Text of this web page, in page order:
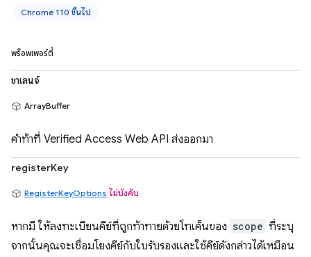
Chrome 110 ขึ้นไป
พร็อพเพอร์ตี้
ชาเลนจ์
ArrayBuffer
คำท้าที่ Verified Access Web API ส่งออกมา
registerKey
RegisterKeyOptions ไม่บังคับ
หากมี ให้ลงทะเบียนคีย์ที่ถูกท้าทายด้วยโทเค็นของ scope ที่ระบุ
จากนั้นคุณจะเชื่อมโยงคีย์กับใบรับรองและใช้คีย์ดังกล่าวได้เหมือน